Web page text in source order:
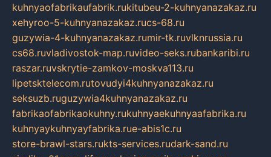
kuhnyaofabrikaufabrik.rukitubeu-2-kuhnyanazakaz.ru
xehyroo-5-kuhnyanazakaz.rucs-68.ru
guzywia-4-kuhnyanazakaz.rumir-tk.ruvlknrussia.ru
cs68.ruvladivostok-map.ruvideo-seks.rubankaribi.ru
raszar.ruvskrytie-zamkov-moskva113.ru
lipetsktelecom.rutovudyi4kuhnyanazakaz.ru
seksuzb.ruguzywia4kuhnyanazakaz.ru
fabrikaofabrikaokuhny.rukuhnyaekuhnyaafabrika.ru
kuhnyaykuhnyayfabrika.rue-abis1c.ru
store-brawl-stars.rukts-services.rudark-sand.ru